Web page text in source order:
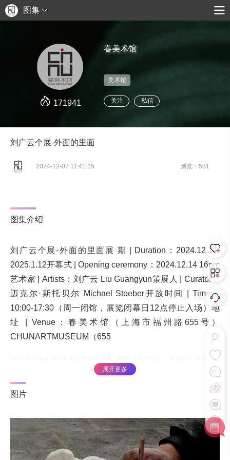
图集
171941
春美术馆
美术馆
关注 私信
刘广云个展-外面的里面
2024-12-07 11:41:15 浏览：531
图集介绍
刘广云个展-外面的里面展 期 | Duration：2024.12.14-
2025.1.12开幕式 | Opening ceremony：2024.12.14 16pm
艺术家 | Artists：刘广云 Liu Guangyun‍‍策展人 | Curator：
迈克尔·斯托⻉尔 Michael Stoeber开放时间 | Time：
10:00-17:30（周一闭馆，展览闭幕日12点停止入场）地
址 | Venue：春美术馆（上海市福州路655号）
CHUNARTMUSEUM（655
*以上内容由所属艺客发布或授权发布，转载请注明出处。 本网站不承担相应
版权归属责任，如有侵权可联系网站申诉或删除
展开更多
图片